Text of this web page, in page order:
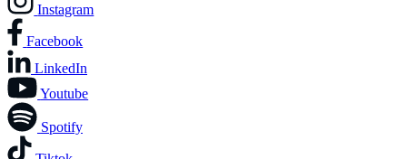
Instagram
Facebook
LinkedIn
Youtube
Spotify